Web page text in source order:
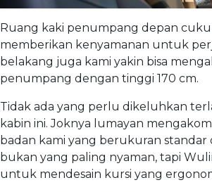
Ruang kaki penumpang depan
memberikan kenyamanan untuk
belakang juga kami yakin bisa
penumpang dengan tinggi 170 cm.
Tidak ada yang perlu dikeluhkan
kabin ini. Joknya lumayan
badan kami yang berukuran standar
bukan yang paling nyaman, tapi
untuk mendesain kursi yang